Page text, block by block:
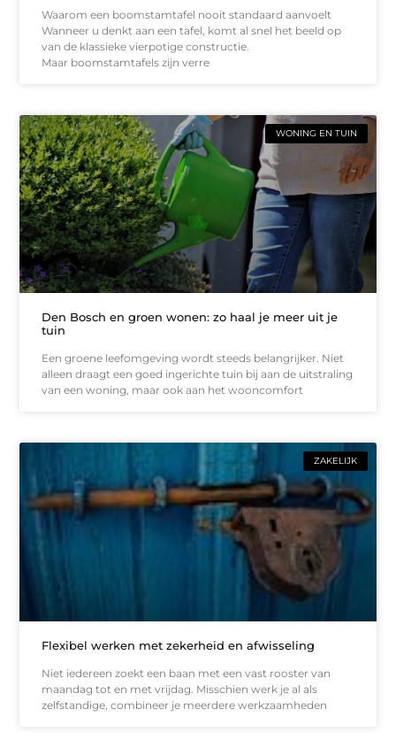
Waarom een boomstamtafel nooit standaard aanvoelt
Wanneer u denkt aan een tafel, komt al snel het beeld op
van de klassieke vierpotige constructie.
Maar boomstamtafels zijn verre
WONING EN TUIN
Den Bosch en groen wonen: zo haal je meer uit je
tuin
Een groene leefomgeving wordt steeds belangrijker. Niet
alleen draagt een goed ingerichte tuin bij aan de uitstraling
van een woning, maar ook aan het wooncomfort
ZAKELIJK
Flexibel werken met zekerheid en afwisseling
Niet iedereen zoekt een baan met een vast rooster van
maandag tot en met vrijdag. Misschien werk je al als
zelfstandige, combineer je meerdere werkzaamheden